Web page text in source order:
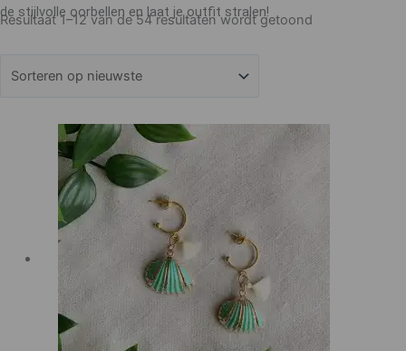
de stijlvolle oorbellen en laat je outfit stralen!
Resultaat 1–12 van de 54 resultaten wordt getoond